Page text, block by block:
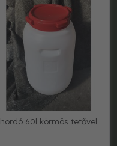
hordó 60l körmös tetővel